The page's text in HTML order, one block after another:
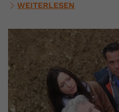
WEITERLESEN